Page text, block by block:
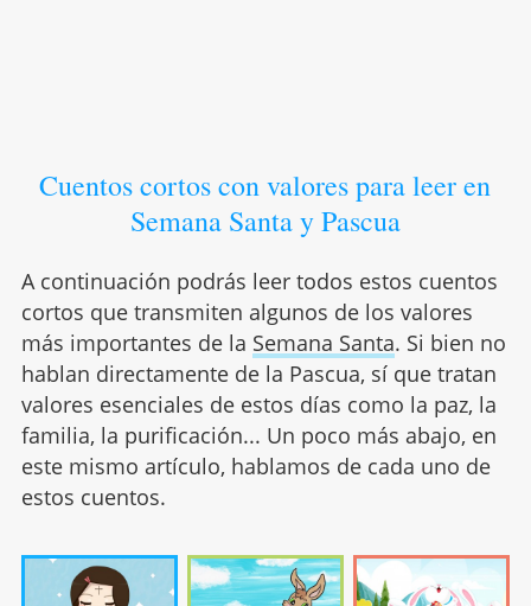
Cuentos cortos con valores para leer en
Semana Santa y Pascua
A continuación podrás leer todos estos cuentos
cortos que transmiten algunos de los valores
más importantes de la Semana Santa. Si bien no
hablan directamente de la Pascua, sí que tratan
valores esenciales de estos días como la paz, la
familia, la purificación... Un poco más abajo, en
este mismo artículo, hablamos de cada uno de
estos cuentos.